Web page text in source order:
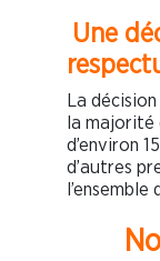
Une
La
la majorité
d’environ
d’autres
l’ensemble